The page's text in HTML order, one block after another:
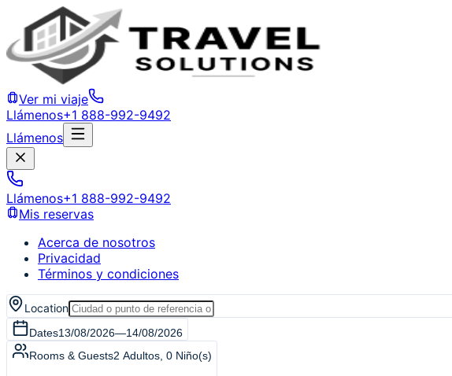
Ver mi viaje
Llámenos+1 888-992-9492
Llámenos
Llámenos+1 888-992-9492
Mis reservas
Acerca de nosotros
Privacidad
Términos y condiciones
Location
Dates13/08/2026—14/08/2026
Rooms & Guests2 Adultos 0 Niño(s)